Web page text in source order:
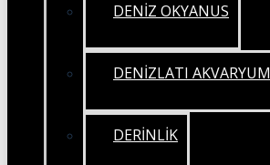
DENİZ OKYANUS
DENİZLATI AKVARYUM
DERİNLİK